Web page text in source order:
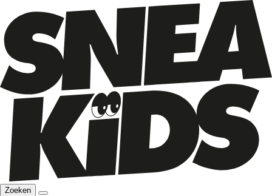
Zoeken